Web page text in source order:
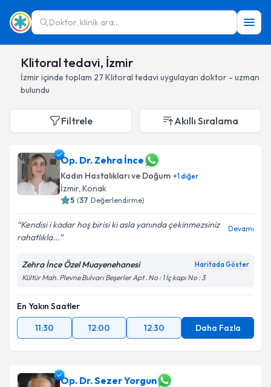
Doktor, klinik ara...
Klitoral tedavi, İzmir
İzmiriçinde toplam 27 Klitoral tedavi uygulayan doktor - uzman
bulundu
Filtrele Akıllı Sıralama
Op. Dr. Zehra İnce
Kadın Hastalıkları ve Doğum +1diğer
İzmir, Konak
5 (37 Değerlendirme)
Kendisi i kadar hoş birisi ki asla yanında çekinmezsiniz
rahatlıkla...
Devamı
Zehra İnce Özel Muayenehanesi Haritada Göster
Kültür Mah. Plevne Bulvarı Beşerler Apt . No : 1 İç kapı No : 3
En Yakın Saatler
11:30
12:00 12:30 Daha Fazla
Op. Dr. Sezer Yorgun